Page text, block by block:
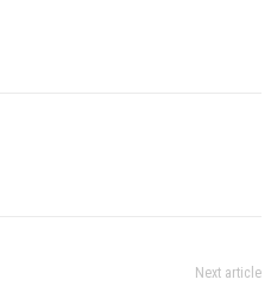
Next article